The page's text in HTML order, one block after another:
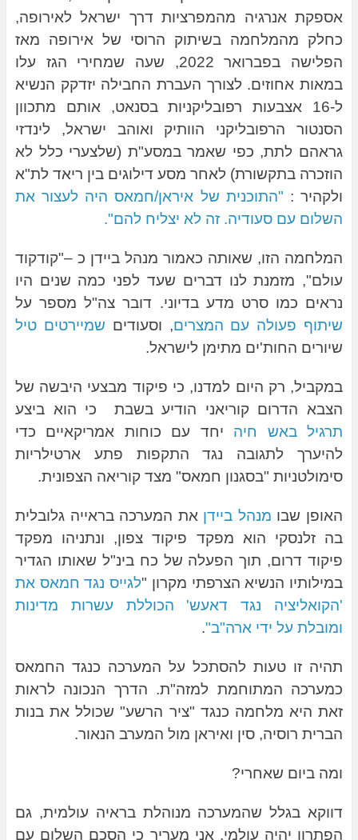
אספקת אנרגיה מהמפרציות דרך ישראל לאירופה,
כחלק מהמלחמה בשיתוק הרוסי של אירופה מאז
הפלישה בפברואר 2022, שעה שמחירי הגז עלו
במאות אחוזים. לצורך העברת החבילה יזדקק הנשיא
ל-16 אצבעות רפובליקניות בסנאט, אותם מתכוון
הסנטור הרפובליקני הוותיק ואוהב ישראל, לינדזי
גראהם לתת, כפי שאמר במסע"ת (שלצערי כלל לא
הוזכרה בתקשורת) לאחר מסע דילוגים בין ריאד לת"א
ולקהיר : "התוכנית של איראן/חמאס היה לעצור את
השלום עם סעודיה. זה לא יצליח להם".
המלחמה הזו, שאותה כאמור מנהל ביידן כ –"קודקוד
עולם", מזמנת לנו דברים שעד לפני כמה שנים היו
נראים כמו סרט מדע בדיוני. דובר צה"ל מספר על
שיתוף פעולה עם המצרים, וסעודים שמיירטים טיל
שיורים החות'ים מתימן לישראל.
במקביל, רק היום למדנו, כי פיקוד מבצעי היבשה של
הצבא הדרום קוריאני הודיע בשבת כי הוא ביצע
תרגיל באש חיה יחד עם כוחות אמריקאיים כדי
להיערך לתגובה נגד התקפות פתע ארטילריות
סימולטניות "בסגנון חמאס" מצד קוריאה הצפונית.
האופן שבו מנהל ביידן את המערכה בראייה גלובלית
בה זלנסקי הוא מפקד פיקוד צפון, ונתניהו מפקד
פיקוד דרום, תוך הפעלה של כח בינ"ל שאותו הגדיר
במילותיו הנשיא הצרפתי מקרון "לגייס נגד חמאס את
'הקואליציה נגד דאעש' הכוללת עשרות מדינות
ומובלת על ידי ארה"ב".
תהיה זו טעות להסתכל על המערכה כנגד החמאס
כמערכה המתוחמת למזה"ת. הדרך הנכונה לראות
זאת היא מלחמה כנגד "ציר הרשע" שכולל את בנות
הברית רוסיה, סין ואיראן מול המערב הנאור.
ומה ביום שאחרי?
דווקא בגלל שהמערכה מנוהלת בראיה עולמית, גם
הפתרון יהיה עולמי. אני מעריך כי הסכם השלום עם